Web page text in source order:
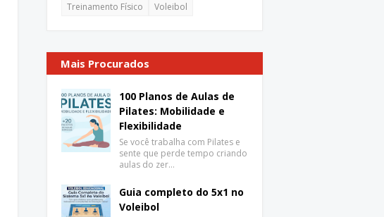
Treinamento Físico
Voleibol
Mais Procurados
100 Planos de Aulas de
Pilates: Mobilidade e
Flexibilidade
Se você trabalha com Pilates e
sente que perde tempo criando
aulas do zer…
Guia completo do 5x1 no
Voleibol